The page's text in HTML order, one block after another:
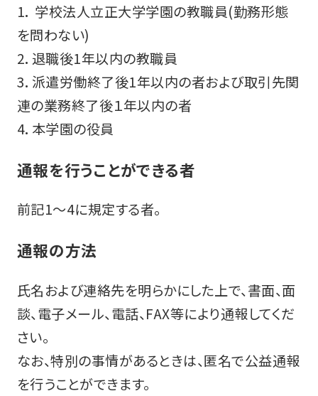
1． 学校法人立正大学学園の教職員(勤務形態
を問わない)
2．退職後1年以内の教職員
3．派遣労働終了後1年以内の者および取引先関
連の業務終了後１年以内の者
4．本学園の役員
通報を行うことができる者
前記1～4に規定する者。
通報の方法
氏名および連絡先を明らかにした上で、書面、面
談、電子メール、電話、FAX等により通報してくだ
さい。
なお、特別の事情があるときは、匿名で公益通報
を行うことができます。